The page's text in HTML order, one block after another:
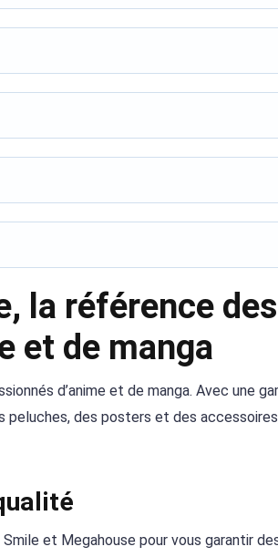
la référence des
et de manga
d’anime et de manga. Avec une
des posters et des
et Megahouse pour vous garantir